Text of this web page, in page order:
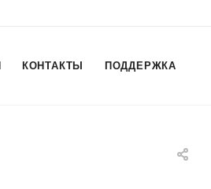
КОНТАКТЫ ПОДДЕРЖКА